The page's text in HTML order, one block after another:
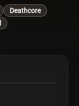
Deathcore